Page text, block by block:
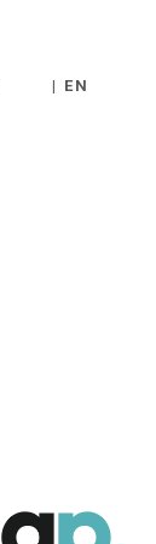
| EN